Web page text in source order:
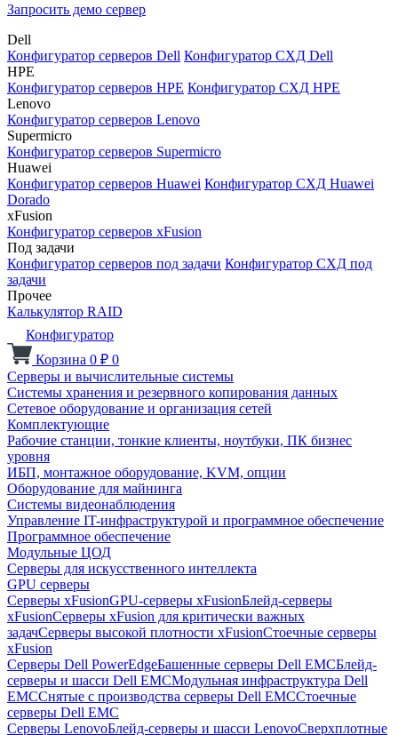
Запросить демо сервер
Dell
Конфигуратор серверов Dell Конфигуратор СХД Dell
HPE
Конфигуратор серверов HPE Конфигуратор СХД HPE
Lenovo
Конфигуратор серверов Lenovo
Supermicro
Конфигуратор серверов Supermicro
Huawei
Конфигуратор серверов Huawei Конфигуратор СХД Huawei
Dorado
xFusion
Конфигуратор серверов xFusion
Под задачи
Конфигуратор серверов под задачи Конфигуратор СХД под
задачи
Прочее
Калькулятор RAID
Конфигуратор
Корзина 0 ₽ 0
Серверы и вычислительные системы
Системы хранения и резервного копирования данных
Сетевое оборудование и организация сетей
Комплектующие
Рабочие станции, тонкие клиенты, ноутбуки, ПК бизнес
уровня
ИБП, монтажное оборудование, KVM, опции
Оборудование для майнинга
Системы видеонаблюдения
Управление IT-инфраструктурой и программное обеспечение
Программное обеспечение
Модульные ЦОД
Серверы для искусственного интеллекта
GPU серверы
Серверы xFusionGPU-серверы xFusionБлейд-серверы
xFusionСерверы xFusion для критически важных
задачСерверы высокой плотности xFusionСтоечные серверы
xFusion
Серверы Dell PowerEdgeБашенные серверы Dell EMCБлейд-
серверы и шасси Dell EMCМодульная инфраструктура Dell
EMCСнятые с производства серверы Dell EMCСтоечные
серверы Dell EMC
Серверы LenovoБлейд-серверы и шасси LenovoСверхплотные